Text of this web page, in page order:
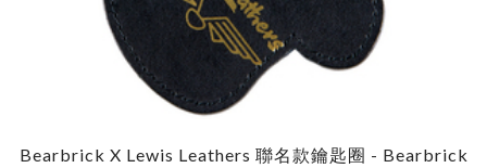
Bearbrick X Lewis Leathers 聯名款鑰匙圈 - Bearbrick